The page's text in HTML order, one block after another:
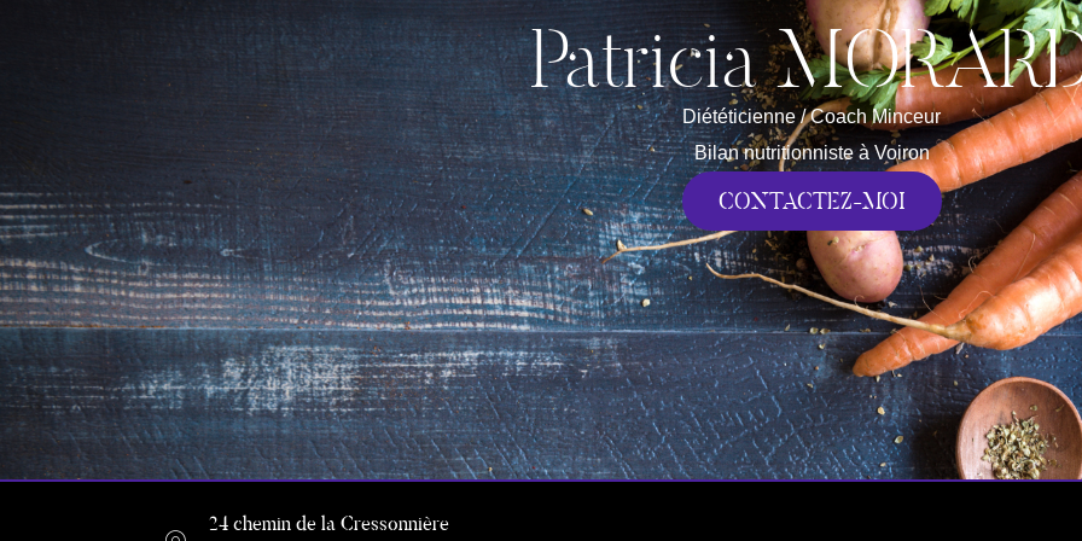
Patricia
Diététicienne / Coach Minceur
Bilan nutritionniste à Voiron
CONTACTEZ-MOI
24 chemin de la Cressonnière